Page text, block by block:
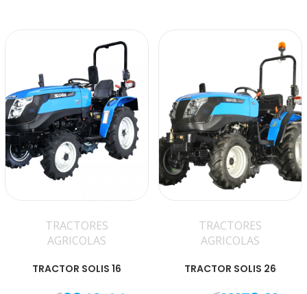
TRACTORES
AGRICOLAS
TRACTOR SOLIS 16
TRACTORES
AGRICOLAS
TRACTOR SOLIS 26